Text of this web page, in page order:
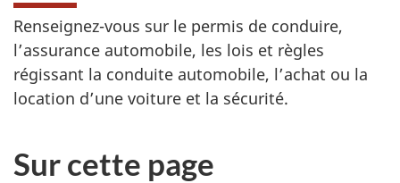
Renseignez-vous sur le permis de conduire,
l’assurance automobile, les lois et règles
régissant la conduite automobile, l’achat ou la
location d’une voiture et la sécurité.
Sur cette page